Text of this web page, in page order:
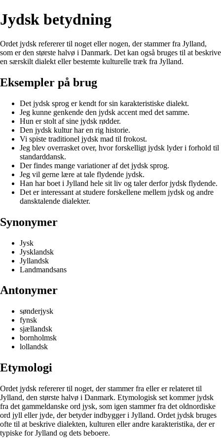
Jydsk betydning
Ordet jydsk refererer til noget eller nogen, der stammer fra Jylland,
som er den største halvø i Danmark. Det kan også bruges til at beskrive
en særskilt dialekt eller bestemte kulturelle træk fra Jylland.
Eksempler på brug
Det jydsk sprog er kendt for sin karakteristiske dialekt.
Jeg kunne genkende den jydsk accent med det samme.
Hun er stolt af sine jydsk rødder.
Den jydsk kultur har en rig historie.
Vi spiste traditionel jydsk mad til frokost.
Jeg blev overrasket over, hvor forskelligt jydsk lyder i forhold til
standarddansk.
Der findes mange variationer af det jydsk sprog.
Jeg vil gerne lære at tale flydende jydsk.
Han har boet i Jylland hele sit liv og taler derfor jydsk flydende.
Det er interessant at studere forskellene mellem jydsk og andre
dansktalende dialekter.
Synonymer
Jysk
Jysklandsk
Jyllandsk
Landmandsans
Antonymer
sønderjysk
fynsk
sjællandsk
bornholmsk
lollandsk
Etymologi
Ordet jydsk refererer til noget, der stammer fra eller er relateret til
Jylland, den største halvø i Danmark. Etymologisk set kommer jydsk
fra det gammeldanske ord jysk, som igen stammer fra det oldnordiske
ord jyll eller jyde, der betyder indbygger i Jylland. Ordet jydsk bruges
ofte til at beskrive dialekten, kulturen eller andre karakteristika, der er
typiske for Jylland og dets beboere.